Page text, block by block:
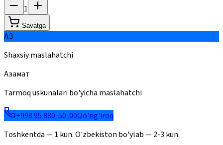
1
Savatga
АЗ
Shaxsiy maslahatchi
Азамат
Tarmoq uskunalari bo'yicha maslahatchi
+998 95 880-50-00Qo'ng'iroq
Toshkentda — 1 kun. O'zbekiston bo'ylab — 2-3 kun.